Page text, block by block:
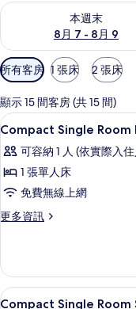
本週末
8月 7 - 8月 9
查看本週末 (8月 7 - 8月
可
用
的
客
房
篩
選
條
所有客房 1 張床 2 張床
顯示 15 間客房 (共 15 間)
顯
示
Compact
Single
Room
Non-
所
有
1
Compact Single
可容納 1 人 (依實際入
1 張單人床
免費無線上網
更多資訊
更
Room
Non-
smoking
顯 1
Compact Single Room